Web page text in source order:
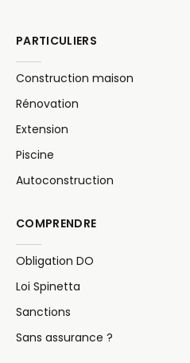
PARTICULIERS
Construction maison
Rénovation
Extension
Piscine
Autoconstruction
COMPRENDRE
Obligation DO
Loi Spinetta
Sanctions
Sans assurance ?